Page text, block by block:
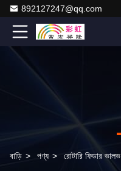
892127247@qq.com
বাড়ি > পণ্য > রোটারি ফিডার ভালভ